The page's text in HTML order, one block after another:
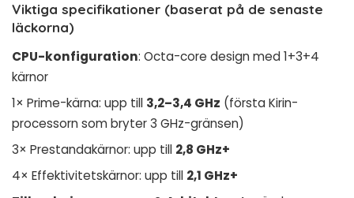
Viktiga specifikationer (baserat på de senaste
läckorna)
CPU-konfiguration: Octa-core design med 1+3+4
kärnor
1× Prime-kärna: upp till 3,2–3,4 GHz (första Kirin-
processorn som bryter 3 GHz-gränsen)
3× Prestandakärnor: upp till 2,8 GHz+
4× Effektivitetskärnor: upp till 2,1 GHz+